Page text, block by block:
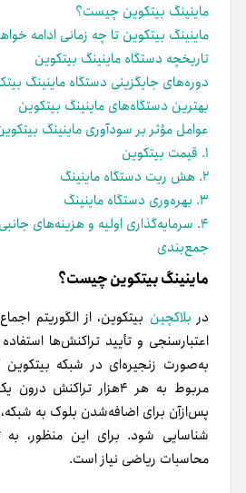
ماینینگ بیتکوین چیست؟
ماینینگ بیتکوین تا چه زمانی ادامه
تاریخچه دستگاه ماینینگ بیتکوین
دوره‌های جایگزینی دستگاه ماینینگ
بهترین دستگاه‌های ماینینگ بیتکوین
عوامل مؤثر بر سودآوری ماینینگ
۱. قیمت بیتکوین
۲. هش ریت دستگاه ماینینگ
۳. بهره‌وری دستگاه ماینینگ
۴. سرمایه‌گذاری اولیه و هزینه‌های جانبی
جمع‌بندی
ماینینگ بیتکوین چیست؟
در بلاکچین
اعتبارسنجی و تأیید تراکنش‌ها
به‌صورت زنجیره‌ای در شبکه بیتکوین
مربوط به هر ۴هزار
پس‌از‌آن برای اضافه‌شدن بلوک به
شناسایی شود. برای این منظور، به
محاسبات ریاضی نیاز است.